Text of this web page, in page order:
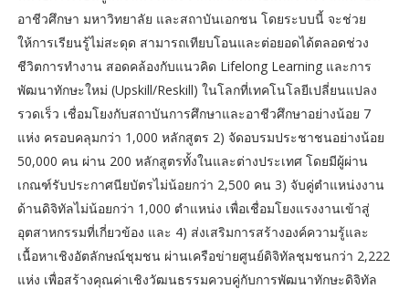
อาชีวศึกษา มหาวิทยาลัย และสถาบันเอกชน โดยระบบนี้ จะช่วย
ให้การเรียนรู้ไม่สะดุด สามารถเทียบโอนและต่อยอดได้ตลอดช่วง
ชีวิตการทำงาน สอดคล้องกับแนวคิด Lifelong Learning และการ
พัฒนาทักษะใหม่ (Upskill/Reskill) ในโลกที่เทคโนโลยีเปลี่ยนแปลง
รวดเร็ว เชื่อมโยงกับสถาบันการศึกษาและอาชีวศึกษาอย่างน้อย 7
แห่ง ครอบคลุมกว่า 1,000 หลักสูตร 2) จัดอบรมประชาชนอย่างน้อย
50,000 คน ผ่าน 200 หลักสูตรทั้งในและต่างประเทศ โดยมีผู้ผ่าน
เกณฑ์รับประกาศนียบัตรไม่น้อยกว่า 2,500 คน 3) จับคู่ตำแหน่งงาน
ด้านดิจิทัลไม่น้อยกว่า 1,000 ตำแหน่ง เพื่อเชื่อมโยงแรงงานเข้าสู่
อุตสาหกรรมที่เกี่ยวข้อง และ 4) ส่งเสริมการสร้างองค์ความรู้และ
เนื้อหาเชิงอัตลักษณ์ชุมชน ผ่านเครือข่ายศูนย์ดิจิทัลชุมชนกว่า 2,222
แห่ง เพื่อสร้างคุณค่าเชิงวัฒนธรรมควบคู่กับการพัฒนาทักษะดิจิทัล